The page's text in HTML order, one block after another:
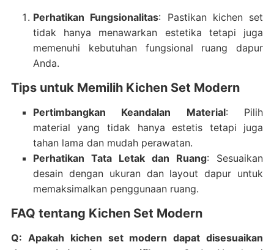
Perhatikan Fungsionalitas: Pastikan kichen set
tidak hanya menawarkan estetika tetapi juga
memenuhi kebutuhan fungsional ruang dapur
Anda.
Tips untuk Memilih Kichen Set Modern
Pertimbangkan Keandalan Material: Pilih
material yang tidak hanya estetis tetapi juga
tahan lama dan mudah perawatan.
Perhatikan Tata Letak dan Ruang: Sesuaikan
desain dengan ukuran dan layout dapur untuk
memaksimalkan penggunaan ruang.
FAQ tentang Kichen Set Modern
Q: Apakah kichen set modern dapat disesuaikan